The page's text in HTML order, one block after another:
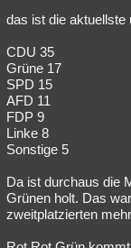
das ist die aktuellste
CDU 35
Grüne 17
SPD 15
AFD 11
FDP 9
Linke 8
Sonstige 5
Da ist durchaus die
Grünen holt. Das
zweitplatzierten